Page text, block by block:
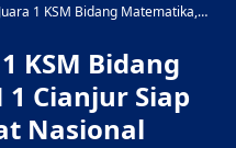
1 KSM Bidang Matematika,
KSM Bidang
Cianjur Siap
Nasional